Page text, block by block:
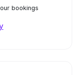
bookings